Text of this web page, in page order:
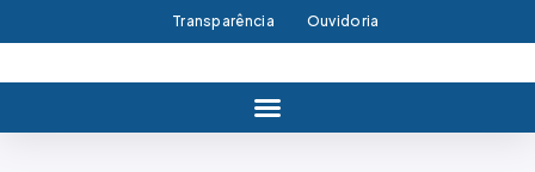
Transparência Ouvidoria